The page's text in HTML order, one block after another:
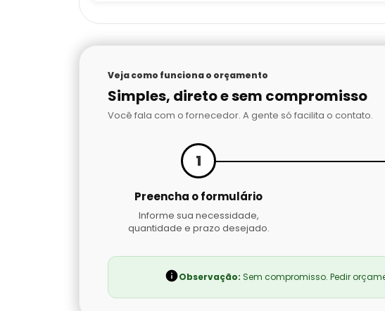
Veja como funciona o orçamento
Simples, direto e sem compromisso
Você fala com o fornecedor. A gente só facilita o contato.
1
Preencha o formulário
Informe sua necessidade,
quantidade e prazo desejado.
Observação: Sem compromisso. Pedir